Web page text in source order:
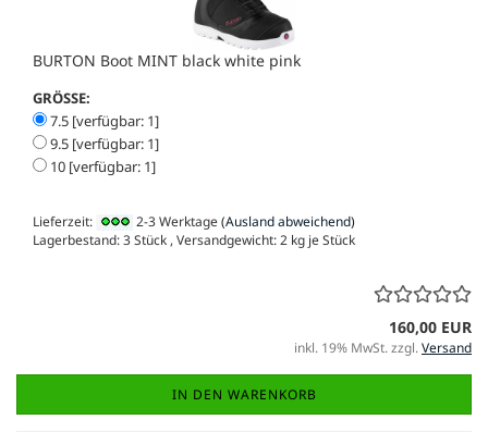
BURTON Boot MINT black white pink
GRÖSSE:
7.5 [verfügbar: 1]
9.5 [verfügbar: 1]
10 [verfügbar: 1]
Lieferzeit: 2-3 Werktage(Ausland abweichend)
Lagerbestand: 3 Stück , Versandgewicht:2 kg je Stück
160,00 EUR
inkl. 19% MwSt. zzgl.Versand
IN DEN WARENKORB